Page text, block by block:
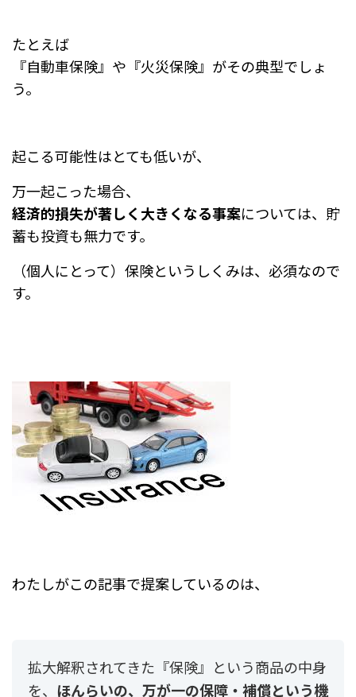
たとえば
『自動車保険』や『火災保険』がその典型でしょ
う。
起こる可能性はとても低いが、
万一起こった場合、
経済的損失が著しく大きくなる事案については、貯
蓄も投資も無力です。
（個人にとって）保険というしくみは、必須なので
す。
わたしがこの記事で提案しているのは、
拡大解釈されてきた『保険』という商品の中身
を、 ほんらいの、万が一の保障・補償という機